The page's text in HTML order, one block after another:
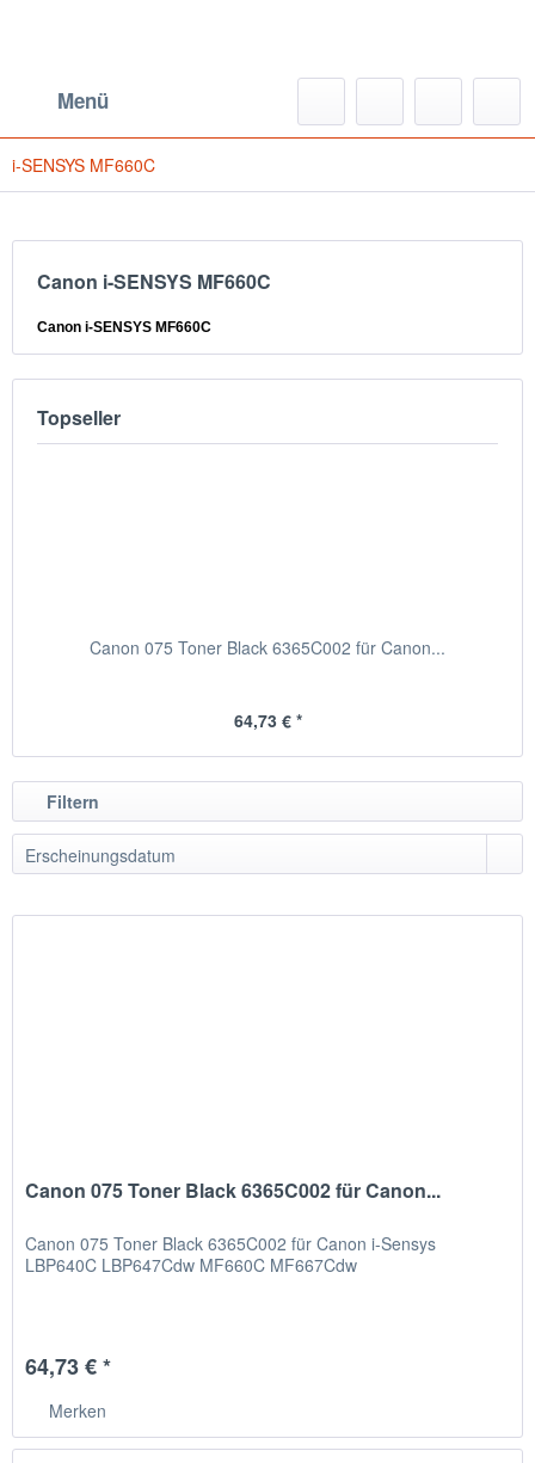
Menü
i-SENSYS MF660C
Canon i-SENSYS MF660C
Canon i-SENSYS MF660C
Topseller
Canon 075 Toner Black 6365C002 für Canon...
64,73 € *
Filtern
Canon 075 Toner Black 6365C002 für Canon...
Canon 075 Toner Black 6365C002 für Canon i-Sensys
LBP640C LBP647Cdw MF660C MF667Cdw
64,73 € *
Merken